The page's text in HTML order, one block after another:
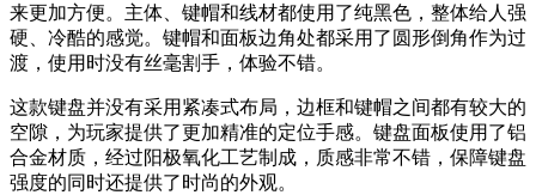
来更加方便。主体、键帽和线材都使用了纯黑色，整体给人强
硬、冷酷的感觉。键帽和面板边角处都采用了圆形倒角作为过
渡，使用时没有丝毫割手，体验不错。
这款键盘并没有采用紧凑式布局，边框和键帽之间都有较大的
空隙，为玩家提供了更加精准的定位手感。键盘面板使用了铝
合金材质，经过阳极氧化工艺制成，质感非常不错，保障键盘
强度的同时还提供了时尚的外观。